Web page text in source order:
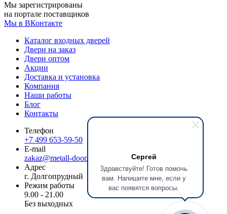
Сергей
Здравствуйте! Готов помочь
вам. Напишите мне, если у
вас появятся вопросы.
Мы зарегистрированы
на портале поставщиков
Мы в ВКонтакте
Каталог входных дверей
Двери на заказ
Двери оптом
Акции
Доставка и установка
Компания
Наши работы
Блог
Контакты
Телефон
+7 499 653-59-50
E-mail
zakaz@metall-door.ru
Адрес
г. Долгопрудный
Режим работы
9.00 - 21.00
Без выходных